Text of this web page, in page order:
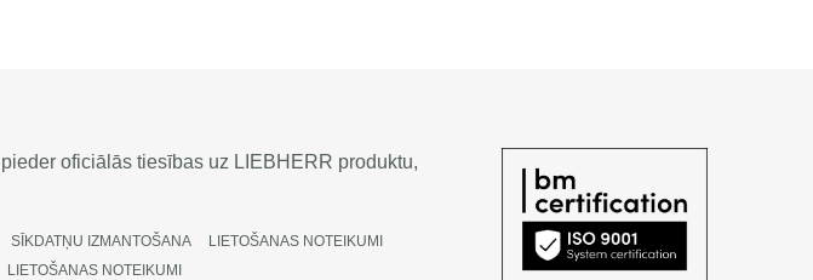
oficiālās tiesības uz LIEBHERR produktu,
SĪKDATŅU IZMANTOŠANA
LIETOŠANAS NOTEIKUMI
LIETOŠANAS NOTEIKUMI